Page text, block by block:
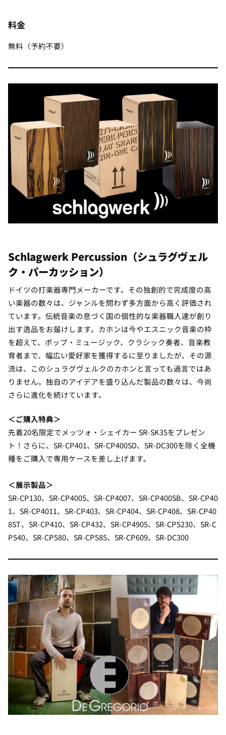
料金
無料（予約不要）
Schlagwerk Percussion （シュラグヴェル
ク・パーカッション）
ドイツの打楽器専門メーカーです。その独創的で完成度の高
い楽器の数々は、ジャンルを問わず多方面から高く評価され
ています。伝統音楽の息づく国の個性的な楽器職人達が創り
出す逸品をお届けします。カホンは今やエスニック音楽の枠
を超えて、ポップ・ミュージック、クラシック奏者、音楽教
育者まで、幅広い愛好家を獲得するに至りましたが、その源
流は、このシュラグヴェルクのカホンと言っても過言ではあ
りません。独自のアイデアを盛り込んだ製品の数々は、今尚
さらに進化を続けています。
＜ご購入特典＞
先着20名限定でメッツォ・シェイカー SR-SK35をプレゼン
ト！さらに、SR-CP401、SR-CP400SD、SR-DC300を除く全機
種をご購入で専用ケースを差し上げます。
＜展示製品＞
SR-CP130、SR-CP4005、SR-CP4007、SR-CP400SB、SR-CP40
1、SR-CP4011、SR-CP403、SR-CP404、SR-CP408、SR-CP40
8ST、SR-CP410、SR-CP432、SR-CP4905、SR-CP5230、SR-C
P540、SR-CP580、SR-CP585、SR-CP609、SR-DC300